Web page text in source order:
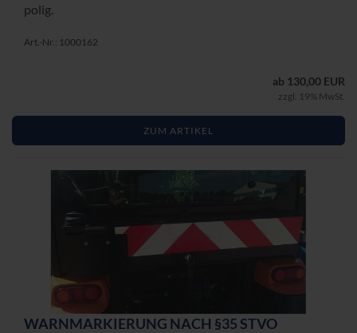
polig.
Art.-Nr.: 1000162
ab 130,00 EUR
zzgl. 19% MwSt.
ZUM ARTIKEL
WARN­MAR­KIE­RUNG NACH §35 STVO